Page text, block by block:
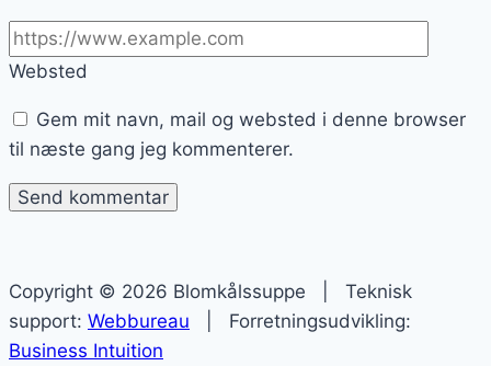
Websted
Gem mit navn, mail og websted i denne browser
til næste gang jeg kommenterer.
Copyright © 2026 Blomkålssuppe | Teknisk
support: Webbureau | Forretningsudvikling:
Business Intuition